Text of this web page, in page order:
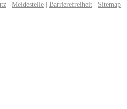
Meldestelle Barrierefreiheit Sitemap